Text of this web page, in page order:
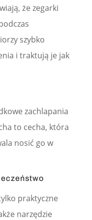
że zegarki
szybko
i traktują je jak
zachlapania
to cecha, która
nosić go w
praktyczne
narzędzie